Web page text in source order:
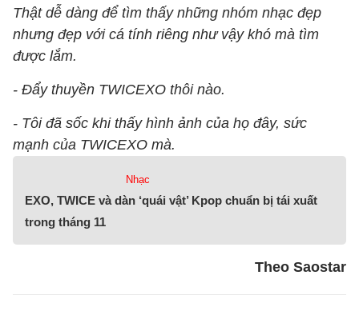
Thật dễ dàng để tìm thấy những nhóm nhạc đẹp
nhưng đẹp với cá tính riêng như vậy khó mà tìm
được lắm.
- Đẩy thuyền TWICEXO thôi nào.
- Tôi đã sốc khi thấy hình ảnh của họ đây, sức
mạnh của TWICEXO mà.
Nhạc
EXO, TWICE và dàn ‘quái vật’ Kpop chuẩn bị tái xuất
trong tháng 11
Theo Saostar